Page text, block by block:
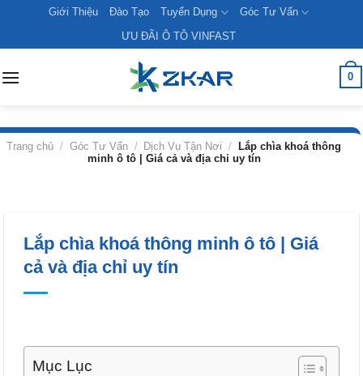
content
Giới Thiệu Đào Tạo Tuyển Dụng
Góc Tư Vấn
ƯU ĐÃI Ô TÔ VINFAST
0
Trang chủ / Góc Tư Vấn / Dịch Vụ Tận Nơi /
Lắp chìa khoá thông
minh ô tô | Giá cả và địa chỉ uy tín
Lắp chìa khoá thông minh ô tô | Giá
cả và địa chỉ uy tín
Mục Lục